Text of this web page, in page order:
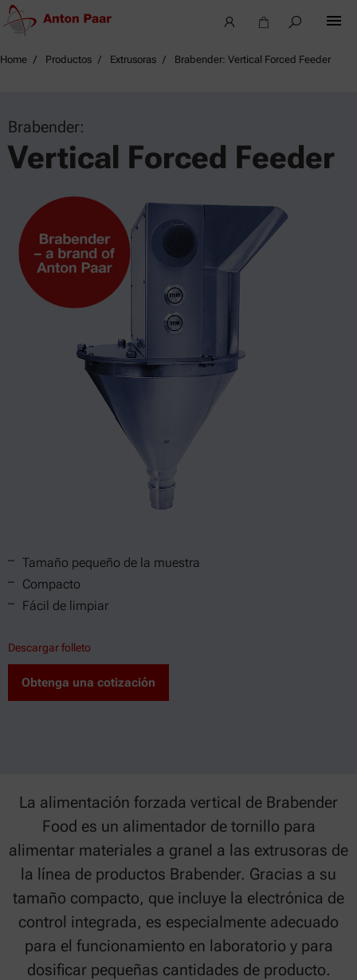
Home Productos Extrusoras Brabender: Vertical Forced Feeder
Brabender:
Vertical Forced Feeder
Tamaño pequeño de la muestra
Compacto
Fácil de limpiar
Descargar folleto
Obtenga una cotización
La alimentación forzada vertical de Brabender
Food es un alimentador de tornillo para
alimentar materiales a granel a las extrusoras de
la línea de productos Brabender. Gracias a su
tamaño compacto, que incluye la electrónica de
control integrada, es especialmente adecuado
para el funcionamiento en laboratorio y para
dosificar pequeñas cantidades de producto.